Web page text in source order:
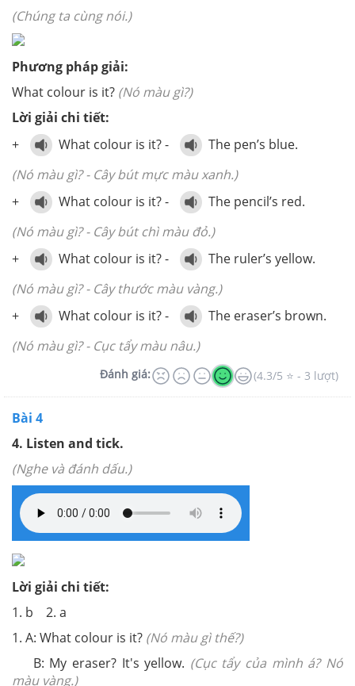
(Chúng ta cùng nói.)
Phương pháp giải:
What colour is it? (Nó màu gì?)
Lời giải chi tiết:
+
What colour is it? -
The pen’s blue.
(Nó màu gì? - Cây bút mực màu xanh.)
+
What colour is it? -
The pencil’s red.
(Nó màu gì? - Cây bút chì màu đỏ.)
+
What colour is it? -
The ruler’s yellow.
(Nó màu gì? - Cây thước màu vàng.)
+
What colour is it? -
The eraser’s brown.
(Nó màu gì? - Cục tẩy màu nâu.)
Đánh giá: (4.3/5 ⭐ - 3 lượt)
Bài 4
4. Listen and tick.
(Nghe và đánh dấu.)
Lời giải chi tiết:
1. b 2. a
1. A: What colour is it? (Nó màu gì thế?)
B: My eraser? It's yellow. (Cục tẩy của mình á? Nó
màu vàng.)